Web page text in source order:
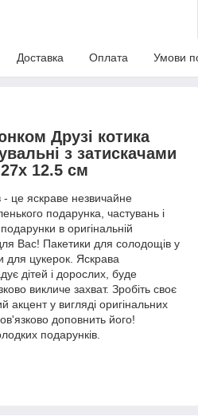
Доставка Оплата Умови
Друзі котика
з затискачами
12.5 см
- це яскраве незвичайне
подарунка, частувань і
в оригінальній
Вас! Пакетики для солодощів у
для цукерок. Яскрава
дітей і дорослих, буде
викличе захват. Зробіть своє
акцент у вигляді оригінальних
доповнить його!
подарунків.